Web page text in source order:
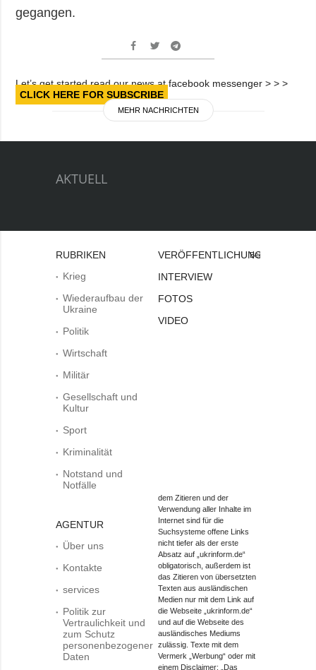
gegangen.
Let’s get started read our news at facebook messenger > > >
CLICK HERE FOR SUBSCRIBE
MEHR NACHRICHTEN
AKTUELL
RUBRIKEN
Krieg
Wiederaufbau der
Ukraine
Politik
Wirtschaft
Militär
Gesellschaft und
Kultur
Sport
Kriminalität
Notstand und
Notfälle
AGENTUR
Über uns
Kontakte
services
Politik zur
Vertraulichkeit und
zum Schutz
personenbezogener
Daten
VERÖFFENTLICHUNGEN
INTERVIEW
FOTOS
VIDEO
Bei
dem Zitieren und der
Verwendung aller Inhalte im
Internet sind für die
Suchsysteme offene Links
nicht tiefer als der erste
Absatz auf „ukrinform.de“
obligatorisch, außerdem ist
das Zitieren von übersetzten
Texten aus ausländischen
Medien nur mit dem Link auf
die Webseite „ukrinform.de“
und auf die Webseite des
ausländisches Mediums
zulässig. Texte mit dem
Vermerk „Werbung“ oder mit
einem Disclaimer: „Das